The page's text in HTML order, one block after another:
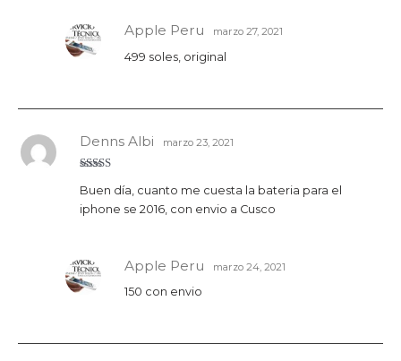
Apple Peru marzo 27, 2021
499 soles, original
con5de 5
Denns Albi marzo 23, 2021
Buen día, cuanto me cuesta la bateria para el
iphone se 2016, con envio a Cusco
Apple Peru marzo 24, 2021
150 con envio